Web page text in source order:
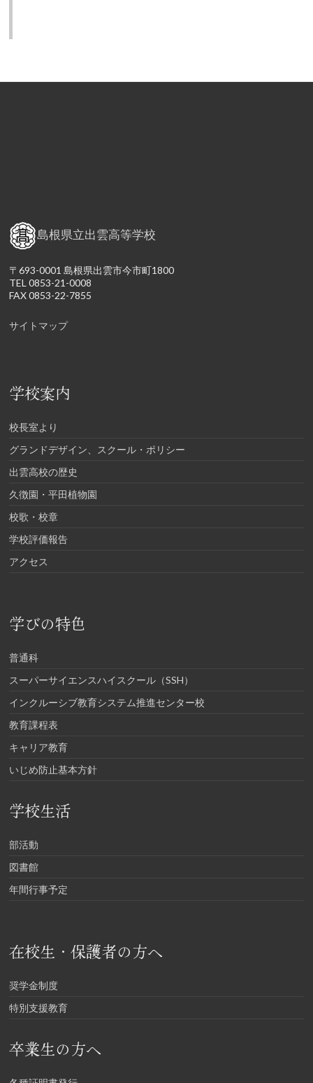
島根県立出雲高等学校
〒693-0001 島根県出雲市今市町1800
TEL 0853-21-0008
FAX 0853-22-7855
サイトマップ
学校案内
校長室より
グランドデザイン、スクール・ポリシー
出雲高校の歴史
久徴園・平田植物園
校歌・校章
学校評価報告
アクセス
学びの特色
普通科
スーパーサイエンスハイスクール（SSH）
インクルーシブ教育システム推進センター校
教育課程表
キャリア教育
いじめ防止基本方針
学校生活
部活動
図書館
年間行事予定
在校生・保護者の方へ
奨学金制度
特別支援教育
卒業生の方へ